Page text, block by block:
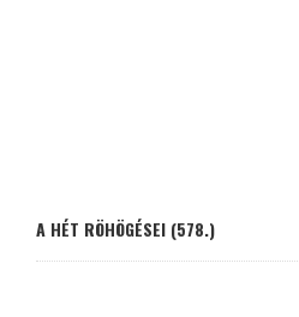
A HÉT RÖHÖGÉSEI (578.)